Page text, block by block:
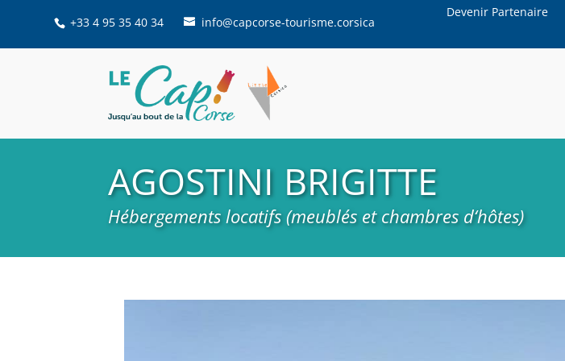
+33 4 95 35 40 34 info@capcorse-tourisme.corsica
Devenir Partenaire
AGOSTINI BRIGITTE
Hébergements locatifs (meublés et chambres d‘hôtes)